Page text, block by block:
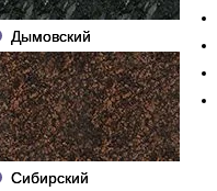
Дымовский
Сибирский